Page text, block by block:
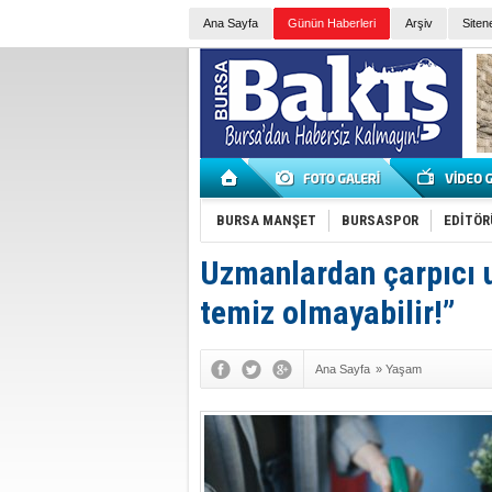
Ana Sayfa Günün Haberleri Arşiv
BURSA MANŞET BURSASPOR
Uzmanlardan çarpıcı
temiz olmayabilir!”
Ana Sayfa » Yaşam